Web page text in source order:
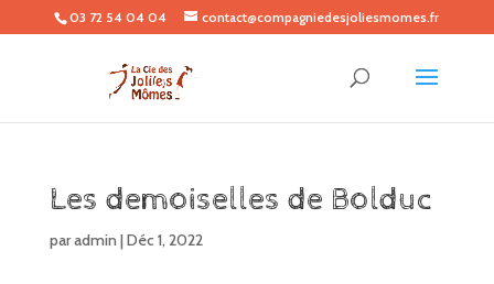
03 72 54 04 04 contact@compagniedesjoliesmomes.fr
Les demoiselles de Bolduc
paradmin |Déc 1, 2022